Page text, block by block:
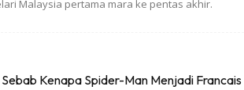
Malaysia pertama mara ke pentas akhir.
Kenapa Spider-Man Menjadi Francais